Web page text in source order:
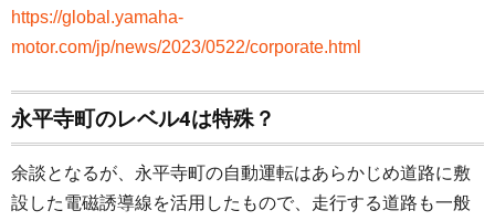
https://global.yamaha-
motor.com/jp/news/2023/0522/corporate.html
永平寺町のレベル4は特殊？
余談となるが、永平寺町の自動運転はあらかじめ道路に敷
設した電磁誘導線を活用したもので、走行する道路も一般